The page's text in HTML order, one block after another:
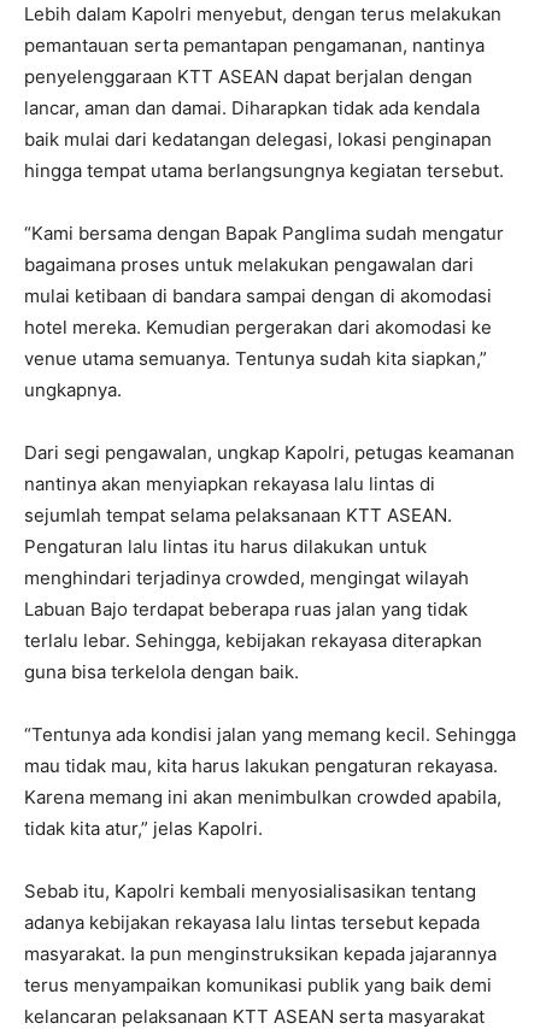
Lebih dalam Kapolri menyebut, dengan terus melakukan
pemantauan serta pemantapan pengamanan, nantinya
penyelenggaraan KTT ASEAN dapat berjalan dengan
lancar, aman dan damai. Diharapkan tidak ada kendala
baik mulai dari kedatangan delegasi, lokasi penginapan
hingga tempat utama berlangsungnya kegiatan tersebut.
“Kami bersama dengan Bapak Panglima sudah mengatur
bagaimana proses untuk melakukan pengawalan dari
mulai ketibaan di bandara sampai dengan di akomodasi
hotel mereka. Kemudian pergerakan dari akomodasi ke
venue utama semuanya. Tentunya sudah kita siapkan,”
ungkapnya.
Dari segi pengawalan, ungkap Kapolri, petugas keamanan
nantinya akan menyiapkan rekayasa lalu lintas di
sejumlah tempat selama pelaksanaan KTT ASEAN.
Pengaturan lalu lintas itu harus dilakukan untuk
menghindari terjadinya crowded, mengingat wilayah
Labuan Bajo terdapat beberapa ruas jalan yang tidak
terlalu lebar. Sehingga, kebijakan rekayasa diterapkan
guna bisa terkelola dengan baik.
“Tentunya ada kondisi jalan yang memang kecil. Sehingga
mau tidak mau, kita harus lakukan pengaturan rekayasa.
Karena memang ini akan menimbulkan crowded apabila,
tidak kita atur,” jelas Kapolri.
Sebab itu, Kapolri kembali menyosialisasikan tentang
adanya kebijakan rekayasa lalu lintas tersebut kepada
masyarakat. Ia pun menginstruksikan kepada jajarannya
terus menyampaikan komunikasi publik yang baik demi
kelancaran pelaksanaan KTT ASEAN serta masyarakat